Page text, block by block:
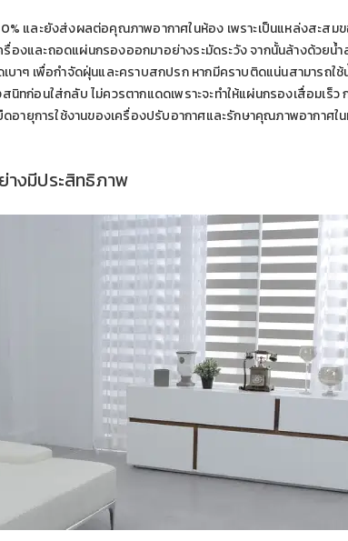
และยังส่งผลต่อคุณภาพอากาศในห้อง เพราะเป็นแหล่งสะสม
รื่องและถอดแผ่นกรองออกมาอย่างระมัดระวัง จากนั้นล้างด้วย
บาๆ เพื่อกำจัดฝุ่นและคราบสกปรก หากมีคราบติดแน่นสามารถใ
ทก่อนใส่กลับ ไม่ควรตากแดดเพราะจะทำให้แผ่นกรองเสื่อมเร็
อายุการใช้งานของเครื่องปรับอากาศและรักษาคุณภาพอากาศใ
งมีประสิทธิภาพ